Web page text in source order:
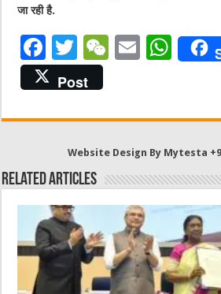
जा रही है.
F
a
c
e
o
o
k
T
w
it
te
r
W
h
at
E
l
W
s
A
p
p
Post
Website Design By Mytesta
Related Articles